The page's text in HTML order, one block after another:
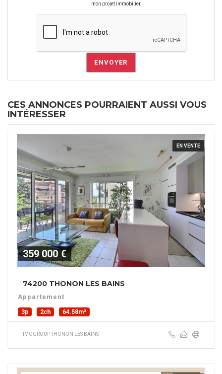
mon projet immobilier
ENVOYER
CES ANNONCES POURRAIENT AUSSI VOUS
INTÉRESSER
EN VENTE
359 000 €
74200 THONON LES BAINS
Appartement
3p 2ch 64.58m²
IMOGROUP THONON LES BAINS